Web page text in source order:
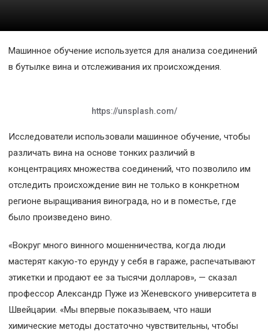
О
проекте
Машинное обучение используется для анализа соединений
в бутылке вина и отслеживания их происхождения.
https://unsplash.com/
Исследователи использовали машинное обучение, чтобы
различать вина на основе тонких различий в
концентрациях множества соединений, что позволило им
отследить происхождение вин не только в конкретном
регионе выращивания винограда, но и в поместье, где
было произведено вино.
«Вокруг много винного мошенничества, когда люди
мастерят какую-то ерунду у себя в гараже, распечатывают
этикетки и продают ее за тысячи долларов», — сказал
профессор Александр Пуже из Женевского университета в
Швейцарии. «Мы впервые показываем, что наши
химические методы достаточно чувствительны, чтобы